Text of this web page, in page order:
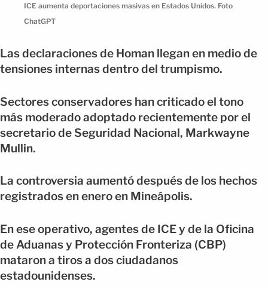
ICE aumenta deportaciones masivas en Estados Unidos. Foto
ChatGPT
Las declaraciones de Homan llegan en medio de
tensiones internas dentro del trumpismo.
Sectores conservadores han criticado el tono
más moderado adoptado recientemente por el
secretario de Seguridad Nacional, Markwayne
Mullin.
La controversia aumentó después de los hechos
registrados en enero en Mineápolis.
En ese operativo, agentes de ICE y de la Oficina
de Aduanas y Protección Fronteriza (CBP)
mataron a tiros a dos ciudadanos
estadounidenses.